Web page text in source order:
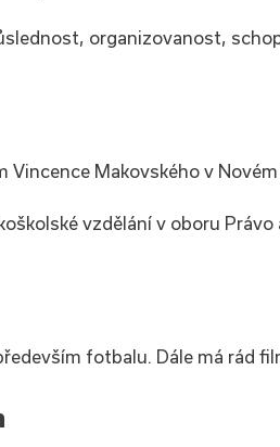
organizovanost,
Vincence Makovského v
vzdělání v oboru
fotbalu. Dále má rád